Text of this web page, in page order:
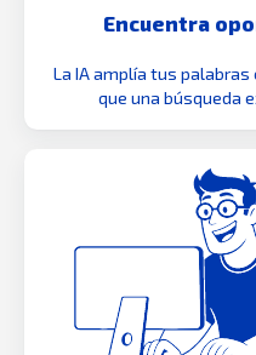
Encuentra
La IA amplía tus
que una búsqueda